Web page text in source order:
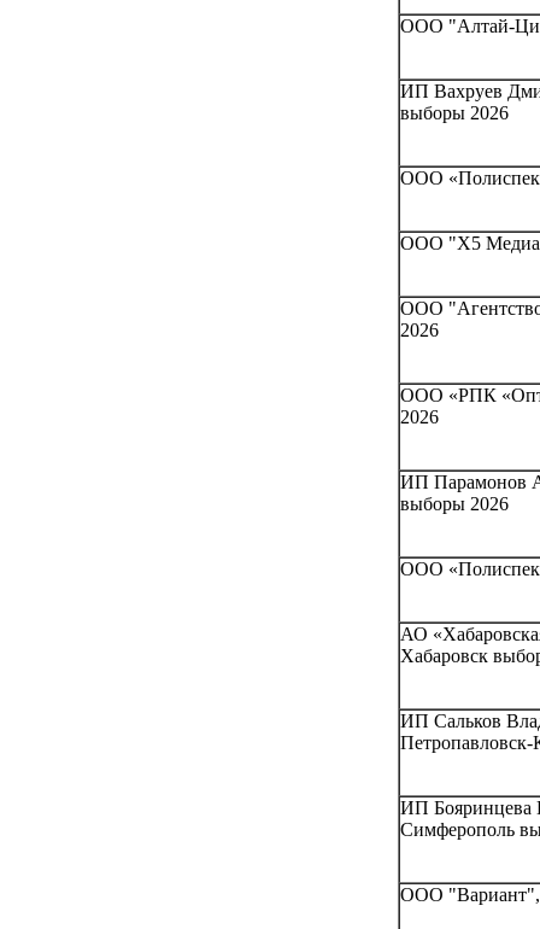
ООО "Алтай-
ИП Вахруев
выборы 2026
ООО
ООО "Х5
ООО
2026
ООО «РПК
2026
ИП Парамонов
выборы 2026
ООО
АО
Хабаровск
ИП Сальков
ИП Бояринцева
Симферополь
ООО "Вариант",